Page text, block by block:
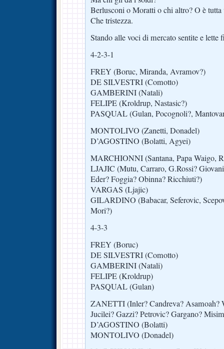
Berlusconi o Moratti o chi altro? O è tutta
Che tristezza.
Stando alle voci di mercato sentite e
4-2-3-1
FREY (Boruc, Miranda, Avramov?)
DE SILVESTRI (Comotto)
GAMBERINI (Natali)
FELIPE (Kroldrup, Nastasic?)
PASQUAL (Gulan, Pocognoli?,
MONTOLIVO (Zanetti, Donadel)
D’AGOSTINO (Bolatti, Agyei)
MARCHIONNI (Santana, Papa Waigo,
LJAJIC (Mutu, Carraro, G.Rossi?
Eder? Foggia? Obinna? Ricchiuti?)
VARGAS (Ljajic)
GILARDINO (Babacar, Seferovic,
Mori?)
4-3-3
FREY (Boruc)
DE SILVESTRI (Comotto)
GAMBERINI (Natali)
FELIPE (Kroldrup)
PASQUAL (Gulan)
ZANETTI (Inler? Candreva? Asamoah?
Jucilei? Gazzi? Petrovic? Gargano?
D’AGOSTINO (Bolatti)
MONTOLIVO (Donadel)